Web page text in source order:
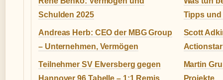
Schulden 2025
Tipps
Andreas Herb: CEO der MBG Group
– Unternehmen, Vermögen
Scott
Teilnehmer SV Elversberg gegen
Hannover 96 Tabelle – 1:1 Remis
Martin
Projekte